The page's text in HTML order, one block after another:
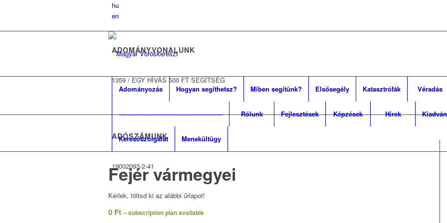
hu
en
ADOMÁNYVONALUNK
1359/ EGY HÍVÁS 500 FT SEGÍTSÉG
ADÓSZÁMUNK
19002093-2-41
Adományozás Hogyan segíthetsz? Miben segítünk? Elsősegély Katasztrófák Véradás
———————————————— Rólunk Fejlesztések Képzések Hírek
Keresőszolgálat Menekültügy
Fejér vármegyei
Kérlek, töltsd ki az alábbi űrlapot!
0 Ft – subscription plan available